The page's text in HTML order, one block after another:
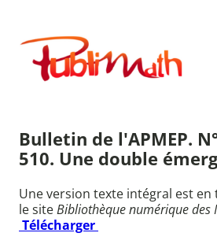
contenu
Publimath
Bulletin de l'APMEP.
510. Une double
Une version texte intégral est
le siteBibliothèque numérique des
Télécharger